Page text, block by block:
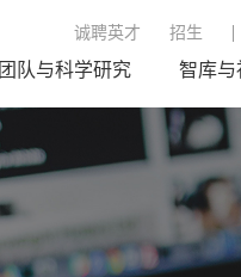
诚聘英才 招生
团队与科学研究 智库与